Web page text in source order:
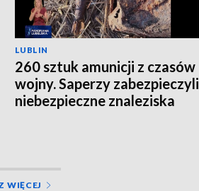
LUBLIN
260 sztuk amunicji z czasów
wojny. Saperzy zabezpieczyli
niebezpieczne znaleziska
WIĘCEJ